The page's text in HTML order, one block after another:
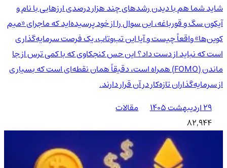
شاید شما هم با دیدن رشدهای چند هزار درصدی ارزهایی با نام و
آیکون سگ و قورباغه، این سوال را از خود پرسیده‌اید که ماجرای «میم
کوین‌ها» واقعاً چیست و آیا این تب‌وتاب، یک فرصت سرمایه‌گذاری
است که نباید از دست داد؟ این حس کنجکاوی که با کمی ترس از جا
ماندن (FOMO) همراه است، دقیقاً همان نقطه‌ای است که بسیاری
از سرمایه‌گذاران تازه‌کار در آن قرار دارند.
۲۹ اردیبهشت ۱۴۰۵
مقالات
82,944